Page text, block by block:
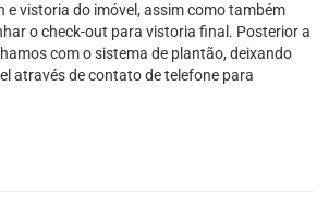
e vistoria do imóvel, assim como também
o check-out para vistoria final. Posterior a
com o sistema de plantão, deixando
através de contato de telefone para